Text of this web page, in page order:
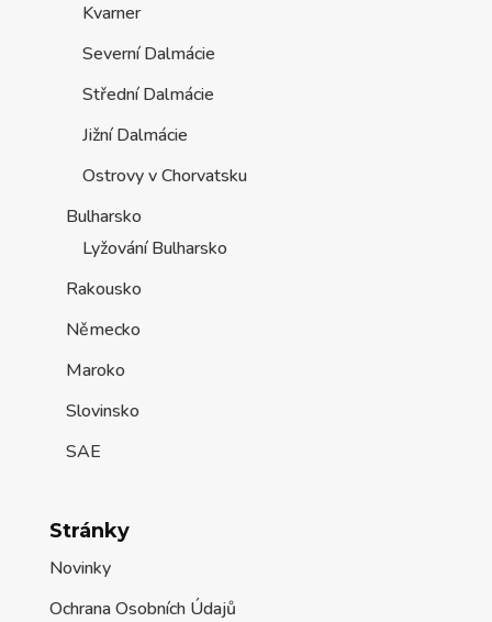
Kvarner
Severní Dalmácie
Střední Dalmácie
Jižní Dalmácie
Ostrovy v Chorvatsku
Bulharsko
Lyžování Bulharsko
Rakousko
Německo
Maroko
Slovinsko
SAE
Stránky
Novinky
Ochrana Osobních Údajů